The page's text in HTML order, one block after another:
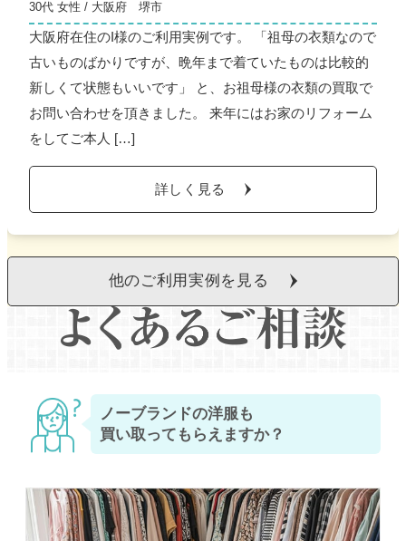
30代 女性 / 大阪府 堺市
大阪府在住のI様のご利用実例です。 「祖母の衣類なので
古いものばかりですが、晩年まで着ていたものは比較的
新しくて状態もいいです」 と、お祖母様の衣類の買取で
お問い合わせを頂きました。 来年にはお家のリフォーム
をしてご本人 […]
詳しく見る
他のご利用実例を見る
ノーブランドの洋服も
買い取ってもらえますか？